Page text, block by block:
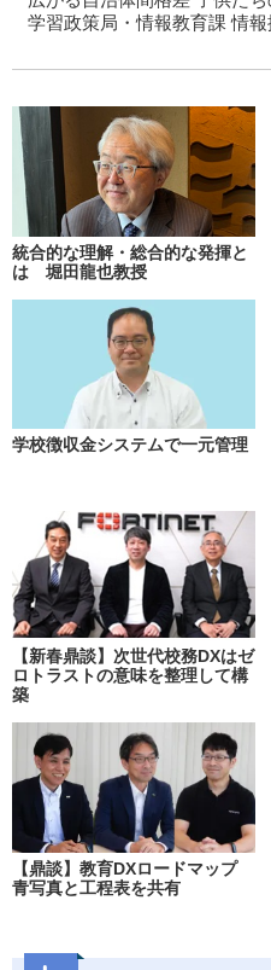
学習政策局・情報教育課 情
統合的な理解・総合的な発揮と
は 堀田龍也教授
学校徴収金システムで一元管理
【新春鼎談】次世代校務DXはゼ
ロトラストの意味を整理して構
築
【鼎談】教育DXロードマップ
青写真と工程表を共有